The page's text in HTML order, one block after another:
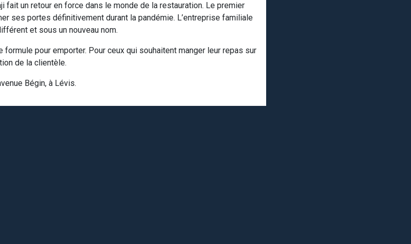
fait un retour en force dans le monde de la restauration. Le premier
ses portes définitivement durant la pandémie. L’entreprise familiale
et sous un nouveau nom.
pour emporter. Pour ceux qui souhaitent manger leur repas sur
de la clientèle.
Bégin, à Lévis.